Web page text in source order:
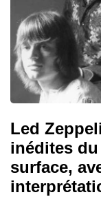
Led
inédites
surface,